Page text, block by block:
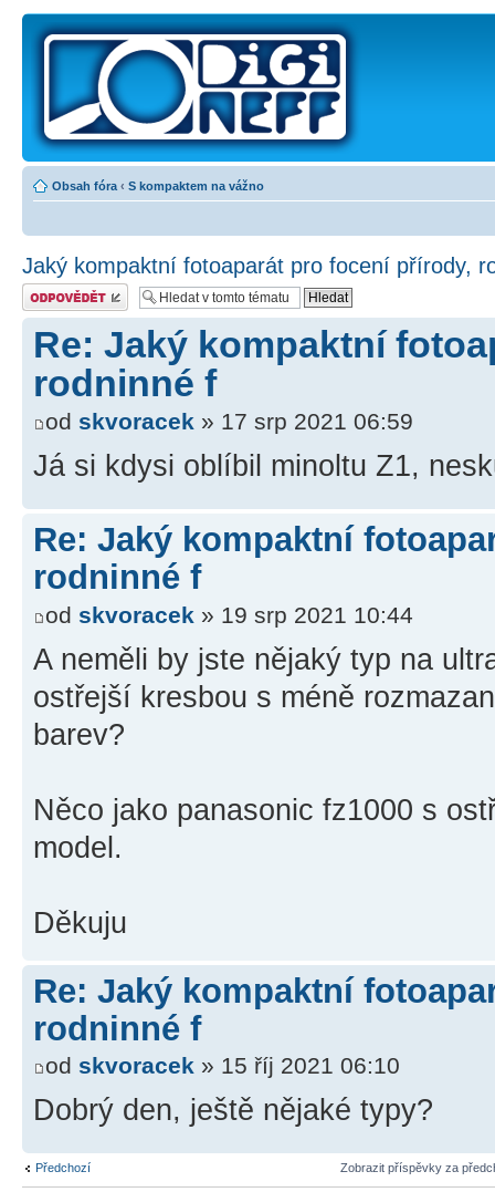
Obsah fóra ‹ S kompaktem na vážno
Jaký kompaktní fotoaparát pro focení přírody,
Odeslat odpověď
Re: Jaký kompaktní
rodninné f
od skvoracek » 17 srp 2021 06:59
Já si kdysi oblíbil minoltu Z1,
Re: Jaký kompaktní
rodninné f
od skvoracek » 19 srp 2021 10:44
A neměli by jste nějaký typ na
ostřejší kresbou s méně
barev?
Něco jako panasonic fz1000 s
model.
Děkuju
Re: Jaký kompaktní
rodninné f
od skvoracek » 15 říj 2021 06:10
Dobrý den, ještě nějaké typy?
Předchozí Zobrazit příspěvky za